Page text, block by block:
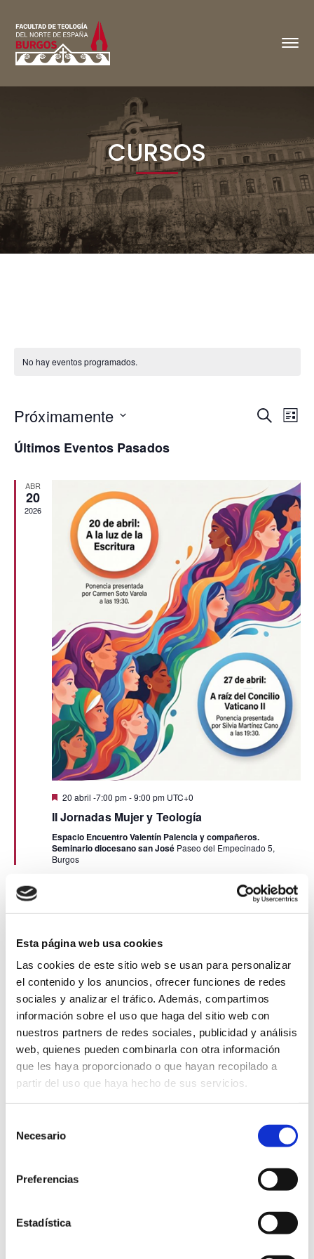
Esta página web usa cookies
Las cookies de este sitio web se usan para personalizar
el contenido y los anuncios, ofrecer funciones de redes
sociales y analizar el tráfico. Además, compartimos
información sobre el uso que haga del sitio web con
nuestros partners de redes sociales, publicidad y análisis
web, quienes pueden combinarla con otra información
que les haya proporcionado o que hayan recopilado a
partir del uso que haya hecho de sus servicios.
Necesario
Preferencias
Estadística
CURSOS
No hay eventos programados.
y
de
BuscarLista
Próximamente
fecha.
Últimos Eventos Pasados
ABR
20
2026
Destacado
20 abril -7:00 pm-9:00 pm UTC+0
II Jornadas Mujer y Teología
Espacio Encuentro Valentín Palencia y compañeros.
Seminario diocesano san José Paseo del Empecinado 5,
Burgos
ABR
14
2026
14 abril -7:00 pm-16 abril -7:00 pm UTC+0
XIV Jornadas de Ciencia y Cristianismo
MAR